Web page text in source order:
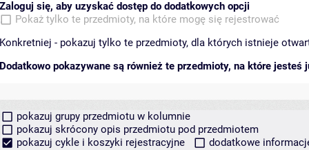
Zaloguj się, aby uzyskać dostęp do dodatkowych opcji
Pokaż tylko te przedmioty, na które mogę się rejestrować
Konkretniej - pokazuj tylko te przedmioty, dla których istnieje
Dodatkowo pokazywane są również te przedmioty, na które jesteś
pokazuj grupy przedmiotu w kolumnie
pokazuj skrócony opis przedmiotu pod przedmiotem
pokazuj cykle i koszyki rejestracyjne
dodatkowe